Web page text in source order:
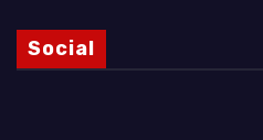
Social